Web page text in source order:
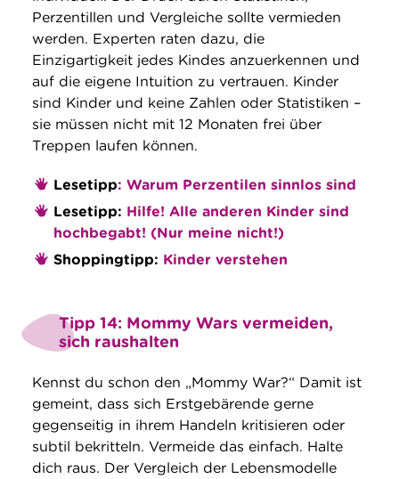
Perzentillen und Vergleiche sollte vermieden
werden. Experten raten dazu, die
Einzigartigkeit jedes Kindes anzuerkennen und
auf die eigene Intuition zu vertrauen. Kinder
sind Kinder und keine Zahlen oder Statistiken –
sie müssen nicht mit 12 Monaten frei über
Treppen laufen können.
Lesetipp: Warum Perzentilen sinnlos sind
Lesetipp: Hilfe! Alle anderen Kinder sind
hochbegabt! (Nur meine nicht!)
Shoppingtipp: Kinder verstehen
Tipp 14: Mommy Wars vermeiden,
sich raushalten
Kennst du schon den „Mommy War?“ Damit ist
gemeint, dass sich Erstgebärende gerne
gegenseitig in ihrem Handeln kritisieren oder
subtil bekritteln. Vermeide das einfach. Halte
dich raus. Der Vergleich der Lebensmodelle